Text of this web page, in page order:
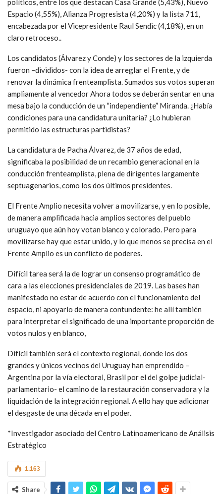
Espacio (4,55%), Alianza Progresista (4,20%) y la lista 711,
encabezada por el Vicepresidente Raul Sendic (4,18%), en un
claro retroceso..
Los candidatos (Álvarez y Conde) y los sectores de la izquierda
fueron –divididos- con la idea de arreglar el Frente, y de
renovar la dinámica frenteamplista. Sumados sus votos superan
ampliamente al vencedor Ahora todos se deberán sentar en una
mesa bajo la conducción de un “independiente” Miranda. ¿Había
condiciones para una candidatura unitaria? ¿Lo hubieran
permitido las estructuras partidistas?
La candidatura de Pacha Álvarez, de 37 años de edad,
significaba la posibilidad de un recambio generacional en la
conducción frenteamplista, plena de dirigentes largamente
septuagenarios, como los dos últimos presidentes.
El Frente Amplio necesita volver a movilizarse, y en lo posible,
de manera amplificada hacia amplios sectores del pueblo
uruguayo que aún hoy votan blanco y colorado. Pero para
movilizarse hay que estar unido, y lo que menos se precisa en el
Frente Amplio es un conflicto de poderes.
Difícil tarea será la de lograr un consenso programático de
cara a las elecciones presidenciales de 2019. Las bases han
manifestado no estar de acuerdo con el funcionamiento del
espacio, ni apoyarlo de manera contundente: he allí también
para interpretar el significado de una importante proporción de
votos nulos y en blanco,
Difícil también será el contexto regional, donde los dos
grandes y únicos vecinos del Uruguay han emprendido –
Argentina por la vía electoral, Brasil por el del golpe judicial-
parlamentario- el camino de la restauración conservadora y la
liquidación de la integración regional. A ello hay que adicionar
el desgaste de una década en el poder.
*Investigador asociado del Centro Latinoamericano de Análisis
Estratégico
1.163
Share